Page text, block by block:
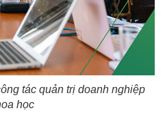
tác quản trị doanh nghiệp
học